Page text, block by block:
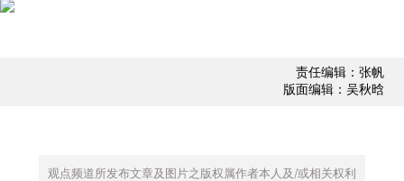
责任编辑：张帆
版面编辑：吴秋晗
观点频道所发布文章及图片之版权属作者本人及/或相关权利